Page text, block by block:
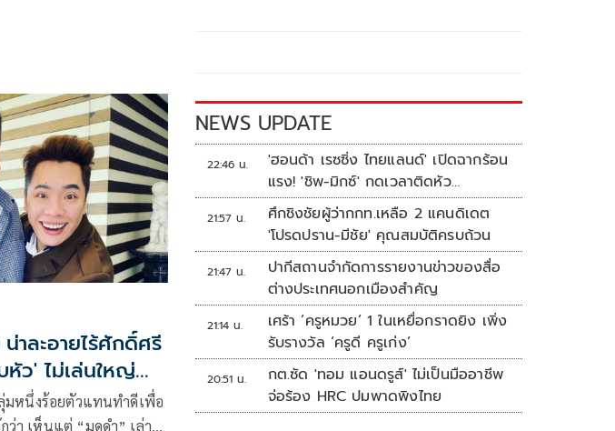
ละอายไร้ศักดิ์ศรี
ว' ไม่เล่นใหญ่
มหนึ่งร้อยตัวแทนทำดีเพื่อ
า เห็นแต่ “มดดำ” เล่า
NEWS UPDATE
22:46 น.
'ฮอนด้า เรซซิ่ง ไทยแลนด์' เปิดฉากร้อน
แรง! 'ชิพ-มิกซ์' กดเวลาติดหัว
แถว ARRC สนาม 4 ที่มัลดาลิกา
21:57 น.
ศึกชิงชัยผู้ว่ากกท.เหลือ 2 แคนดิเดต
'โปรดปราน-มีชัย' คุณสมบัติครบถ้วน
21:47 น.
ปากีสถานจำกัดการรายงานข่าวของสื่อ
ต่างประเทศนอกเมืองสำคัญ
21:14 น.
เศร้า ‘ครูหมวย’ 1 ในเหยื่อกราดยิง เพิ่ง
รับรางวัล ‘ครูดี ครูเก่ง’
20:51 น.
กต.ซัด 'ทอม แอนดรูส์' ไม่เป็นมืออาชีพ
จ่อร้อง HRC ปมพาดพิงไทย